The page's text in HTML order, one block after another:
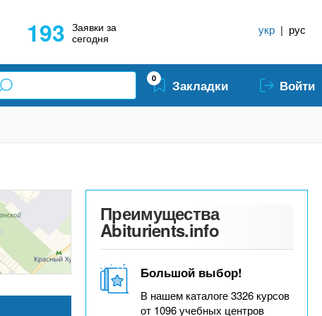
193 Заявки за
сегодня
укр | рус
0 Закладки Войти
Преимущества
Abiturients.info
Большой выбор!
В нашем каталоге 3326 курсов
от 1096 учебных центров